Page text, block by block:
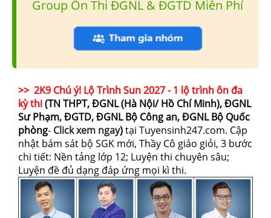
Group Ôn Thi ĐGNL & ĐGTD Miễn Phí
>> 2K9 Chú ý! Lộ Trình Sun 2027 - 1 lộ trình ôn đa
kỳ thi(TN THPT, ĐGNL (Hà Nội/ Hồ Chí Minh), ĐGNL
Sư Phạm, ĐGTD, ĐGNL Bộ Công an, ĐGNL Bộ Quốc
phòng- Click xem ngay)tại Tuyensinh247.com. Cập
nhật bám sát bộ SGK mới, Thầy Cô giáo giỏi, 3 bước
chi tiết: Nền tảng lớp 12; Luyện thi chuyên sâu;
Luyện đề đủ dạng đáp ứng mọi kì thi.